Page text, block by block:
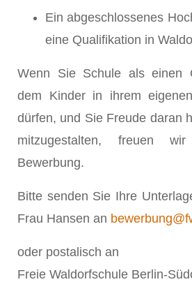
Ein abgeschlossenes
eine Qualifikation in
Wenn Sie Schule als einen
dem Kinder in ihrem
dürfen, und Sie Freude daran
mitzugestalten, freuen
Bewerbung.
Bitte senden Sie Ihre
Frau Hansen an
oder postalisch an
Freie Waldorfschule Berlin-